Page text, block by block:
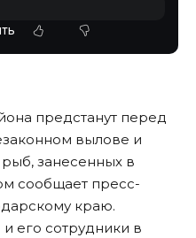
предстанут перед
вылове и
занесенных в
сообщает пресс-
краю.
его сотрудники в